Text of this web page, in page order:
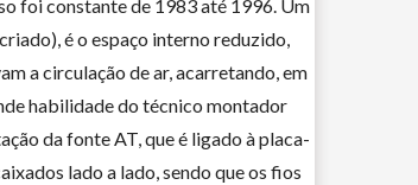
foi constante de 1983 até 1996. Um
é o espaço interno reduzido,
a circulação de ar, acarretando, em
habilidade do técnico montador
da fonte AT, que é ligado à placa-
lado a lado, sendo que os fios